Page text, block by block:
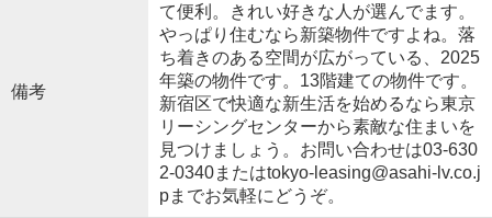
備考
て便利。きれい好きな人が選んでます。
やっぱり住むなら新築物件ですよね。落
ち着きのある空間が広がっている、2025
年築の物件です。13階建ての物件です。
新宿区で快適な新生活を始めるなら東京
リーシングセンターから素敵な住まいを
見つけましょう。お問い合わせは03-630
2-0340またはtokyo-leasing@asahi-lv.co.j
pまでお気軽にどうぞ。